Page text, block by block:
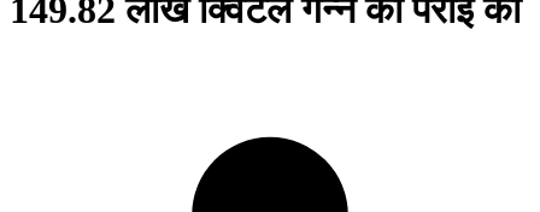
149.82 लाख क्विंटल गन्ने की पेराई की